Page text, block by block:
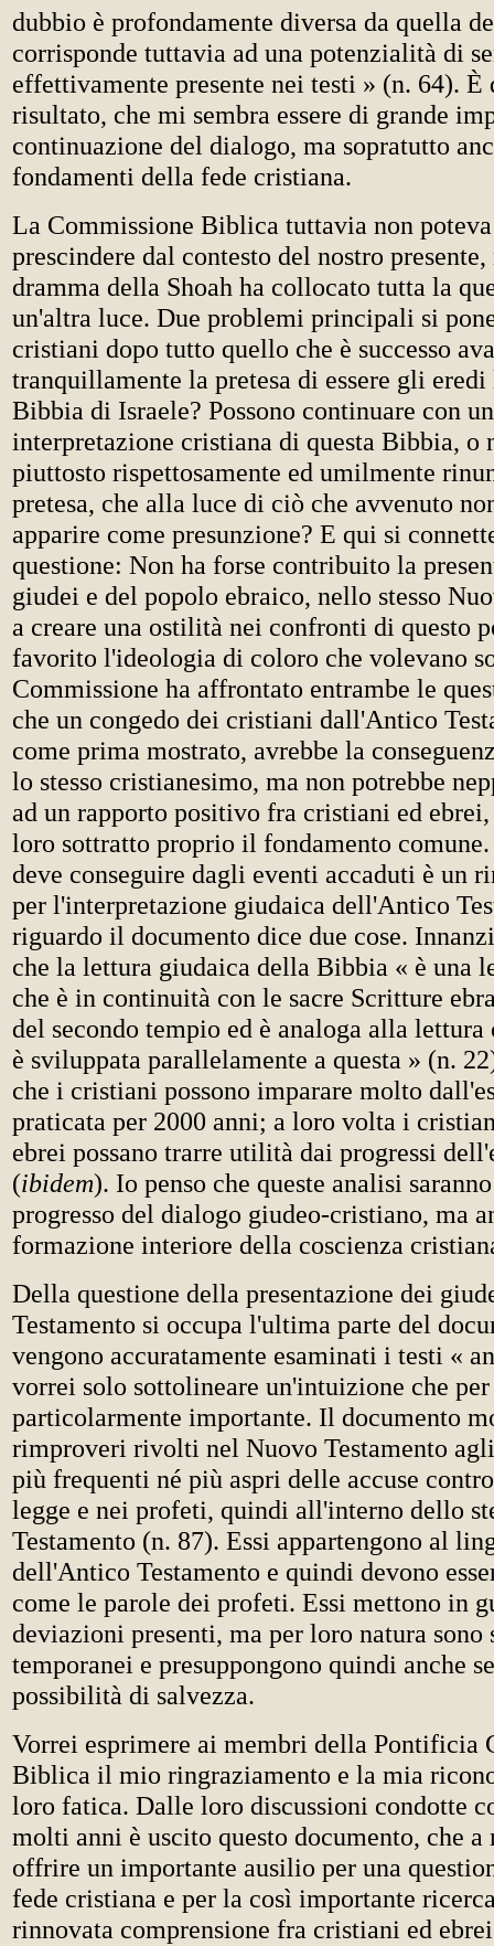
dubbio è profondamente diversa da quella
corrisponde tuttavia ad una potenzialità di
effettivamente presente nei testi » (n. 64). È
risultato, che mi sembra essere di grande
continuazione del dialogo, ma sopratutto
fondamenti della fede cristiana.
La Commissione Biblica tuttavia non
prescindere dal contesto del nostro
dramma della Shoah ha collocato tutta la
un'altra luce. Due problemi principali si
cristiani dopo tutto quello che è successo
tranquillamente la pretesa di essere gli
Bibbia di Israele? Possono continuare con
interpretazione cristiana di questa Bibbia, o
piuttosto rispettosamente ed umilmente
pretesa, che alla luce di ciò che avvenuto
apparire come presunzione? E qui si
questione: Non ha forse contribuito la
giudei e del popolo ebraico, nello stesso
a creare una ostilità nei confronti di questo
favorito l'ideologia di coloro che volevano
Commissione ha affrontato entrambe le
che un congedo dei cristiani dall'Antico
come prima mostrato, avrebbe la
lo stesso cristianesimo, ma non potrebbe
ad un rapporto positivo fra cristiani ed ebrei,
loro sottratto proprio il fondamento
deve conseguire dagli eventi accaduti è un
per l'interpretazione giudaica dell'Antico
riguardo il documento dice due cose.
che la lettura giudaica della Bibbia « è una
che è in continuità con le sacre Scritture
del secondo tempio ed è analoga alla lettura
è sviluppata parallelamente a questa » (n.
che i cristiani possono imparare molto
praticata per 2000 anni; a loro volta i
ebrei possano trarre utilità dai progressi
(ibidem). Io penso che queste analisi
progresso del dialogo giudeo-cristiano, ma
formazione interiore della coscienza
Della questione della presentazione dei
Testamento si occupa l'ultima parte del
vengono accuratamente esaminati i testi «
vorrei solo sottolineare un'intuizione che per
particolarmente importante. Il documento
rimproveri rivolti nel Nuovo Testamento
più frequenti né più aspri delle accuse
legge e nei profeti, quindi all'interno dello
Testamento (n. 87). Essi appartengono al
dell'Antico Testamento e quindi devono
come le parole dei profeti. Essi mettono in
deviazioni presenti, ma per loro natura sono
temporanei e presuppongono quindi anche
possibilità di salvezza.
Vorrei esprimere ai membri della Pontificia
Biblica il mio ringraziamento e la mia
loro fatica. Dalle loro discussioni condotte
molti anni è uscito questo documento, che a
offrire un importante ausilio per una
fede cristiana e per la così importante
rinnovata comprensione fra cristiani ed